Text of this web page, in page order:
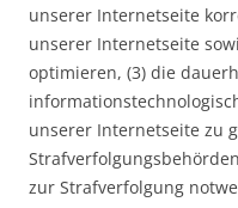
unserer Internetseite
unserer Internetseite
optimieren, (3) die
unserer Internetseite zu
zur Strafverfolgung